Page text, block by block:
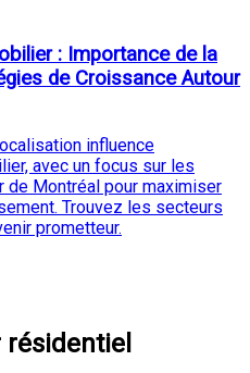
: Importance de la
de Croissance Autour
influence
avec un focus sur les
de Montréal pour maximiser
Trouvez les secteurs
prometteur.